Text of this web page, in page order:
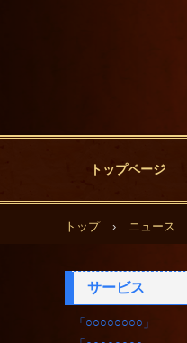
トップページ
トップ › ニュース
サービス
「○○○○○○○○」